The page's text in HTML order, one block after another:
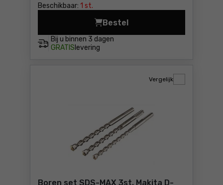
Beschikbaar: 1 st.
Bij u binnen 3 dagen
GRATIS levering
Bestel
Metaalboren HSS-TiN, DIN
Boren set SDS-MAX 3st. Makita D-
Vergelijk